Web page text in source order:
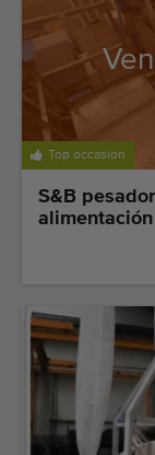
Top occasion
S&B